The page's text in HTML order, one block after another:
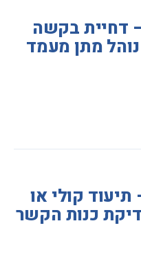
דחיית בקשה
מתן מעמד
קולי או
כנות הקשר